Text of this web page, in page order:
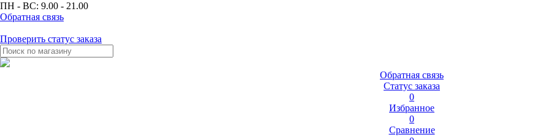
ПН - ВС: 9.00 - 21.00
Обратная связь
Проверить статус заказа
Обратная связь
Статус заказа
0
Избранное
0
Сравнение